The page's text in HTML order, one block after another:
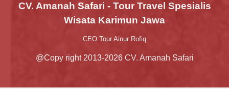
CV. Amanah Safari - Tour Travel Spesialis
Wisata Karimun Jawa
CEO Tour Ainur Rofiq
@Copy right 2013-2026 CV. Amanah Safari